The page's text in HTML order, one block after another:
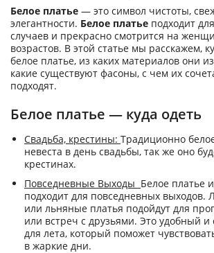
Белое платье — это символ чистоты,
элегантности. Белое платье подходит
случаев и прекрасно смотрится на
возрастов. В этой статье мы расскажем,
белое платье, из каких материалов они
какие существуют фасоны, с чем их
подходят.
Белое платье — куда одеть
Свадьба, крестины: Традиционно
невеста в день свадьбы, так же оно
крестинах.
Повседневные Выходы Белое платье
подходит для повседневных выходов.
или льняные платья подойдут для
или встреч с друзьями. Это удобный
для лета, который поможет
в жаркие дни.